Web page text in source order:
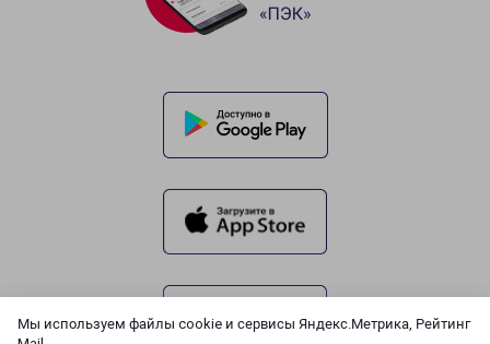
Мы используем файлы cookie и сервисы Яндекс.Метрика, Рейтинг